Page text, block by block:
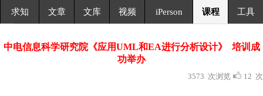
求知 文章 文库 视频 iPerson 课程 工具
中电信息科学研究院《应用UML和EA进行分析设计》 培训成
功举办
3573 次浏览 12 次